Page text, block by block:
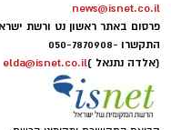
יש לכם מידע חשוב
חדשותי? מצאתם
אותנו
news@isnet.co.il
פרסום באתר ראשון נט ורשת
התקשרו -050-7870908
(אלדה נתנאל )elda@isnet.co.il